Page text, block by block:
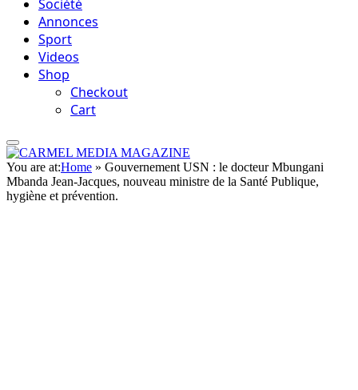
Socièté
Annonces
Sport
Videos
Shop
Checkout
Cart
You are at:Home » Gouvernement USN : le docteur Mbungani
Mbanda Jean-Jacques, nouveau ministre de la Santé Publique,
hygiène et prévention.